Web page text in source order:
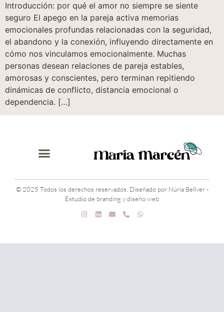
Introducción: por qué el amor no siempre se siente
seguro El apego en la pareja activa memorias
emocionales profundas relacionadas con la seguridad,
el abandono y la conexión, influyendo directamente en
cómo nos vinculamos emocionalmente. Muchas
personas desean relaciones de pareja estables,
amorosas y conscientes, pero terminan repitiendo
dinámicas de conflicto, distancia emocional o
dependencia. […]
© 2025 Todos los derechos reservados. Diseñado por Núria Bellver -
Estudio de branding y diseño web